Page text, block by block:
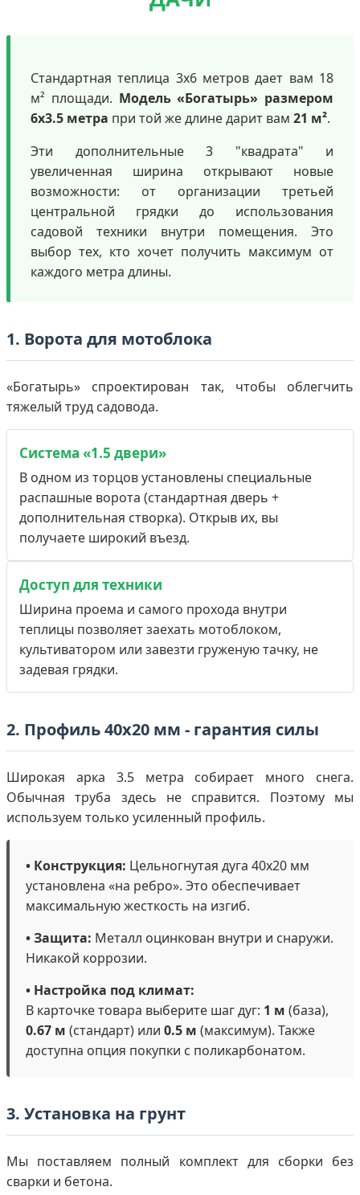
Стандартная теплица 3х6 метров дает вам 18
м² площади. Модель «Богатырь» размером
6х3.5 метра при той же длине дарит вам 21 м².
Эти дополнительные 3 "квадрата" и
увеличенная ширина открывают новые
возможности: от организации третьей
центральной грядки до использования
садовой техники внутри помещения. Это
выбор тех, кто хочет получить максимум от
каждого метра длины.
1. Ворота для мотоблока
«Богатырь» спроектирован так, чтобы облегчить
тяжелый труд садовода.
Система «1.5 двери»
В одном из торцов установлены специальные
распашные ворота (стандартная дверь +
дополнительная створка). Открыв их, вы
получаете широкий въезд.
Доступ для техники
Ширина проема и самого прохода внутри
теплицы позволяет заехать мотоблоком,
культиватором или завезти груженую тачку, не
задевая грядки.
2. Профиль 40х20 мм - гарантия силы
Широкая арка 3.5 метра собирает много снега.
Обычная труба здесь не справится. Поэтому мы
используем только усиленный профиль.
• Конструкция: Цельногнутая дуга 40х20 мм
установлена «на ребро». Это обеспечивает
максимальную жесткость на изгиб.
• Защита: Металл оцинкован внутри и снаружи.
Никакой коррозии.
• Настройка под климат:
В карточке товара выберите шаг дуг: 1 м (база),
0.67 м (стандарт) или 0.5 м (максимум). Также
доступна опция покупки с поликарбонатом.
3. Установка на грунт
Мы поставляем полный комплект для сборки без
сварки и бетона.